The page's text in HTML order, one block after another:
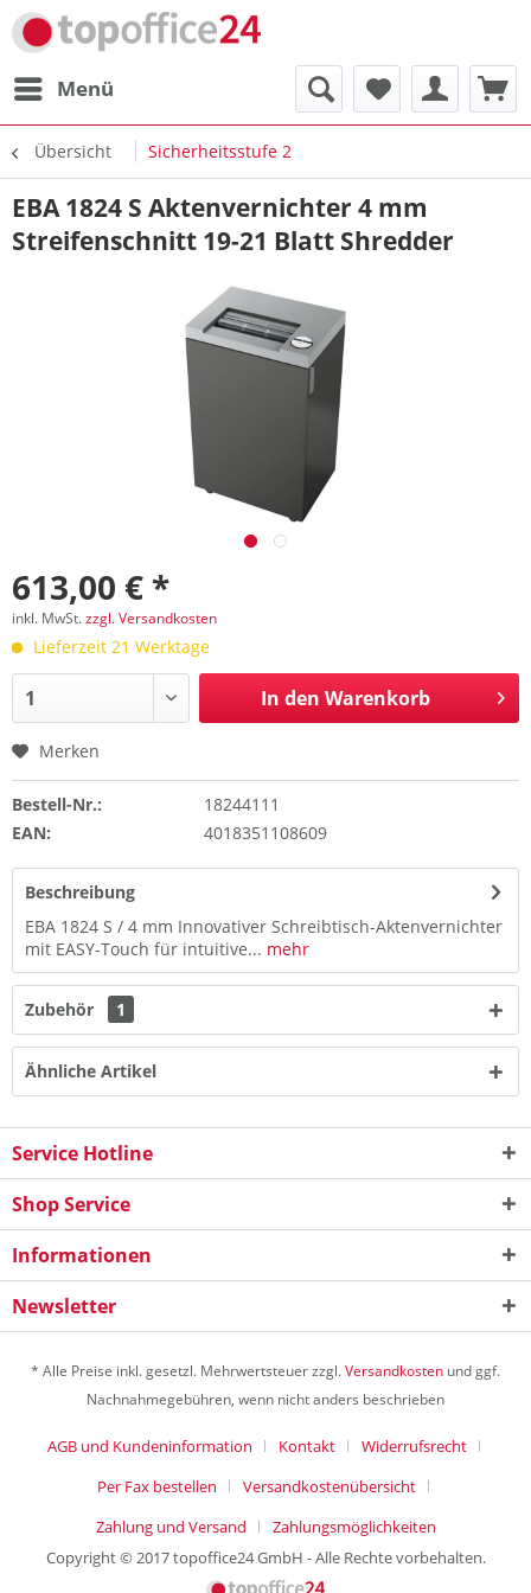
Menü
Übersicht Sicherheitsstufe 2
EBA 1824 S Aktenvernichter 4 mm
Streifenschnitt 19-21 Blatt Shredder
613,00 € *
inkl. MwSt.zzgl. Versandkosten
Lieferzeit 21 Werktage
In den Warenkorb
Merken
Bestell-Nr.:
18244111
EAN:
4018351108609
Beschreibung
EBA 1824 S / 4 mm Innovativer Schreibtisch-Aktenvernichter
mit EASY-Touch für intuitive... mehr
Zubehör 1
Ähnliche Artikel
Service Hotline
Shop Service
Informationen
Newsletter
* Alle Preise inkl. gesetzl. Mehrwertsteuer zzgl.Versandkosten und ggf.
Nachnahmegebühren, wenn nicht anders beschrieben
AGB und Kundeninformation Kontakt
Widerrufsrecht
Per Fax bestellen
Versandkostenübersicht
Zahlung und Versand
Zahlungsmöglichkeiten
Copyright © 2017 topoffice24 GmbH - Alle Rechte vorbehalten.